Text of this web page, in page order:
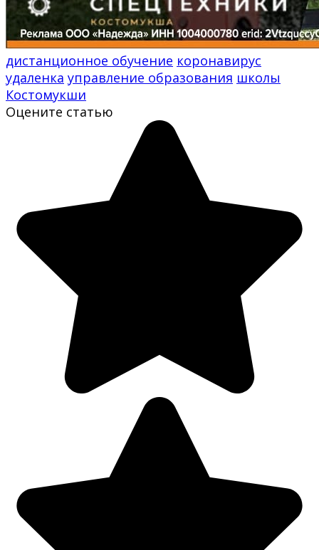
дистанционное обучение коронавирус
удаленка управление образования школы
Костомукши
Оцените статью